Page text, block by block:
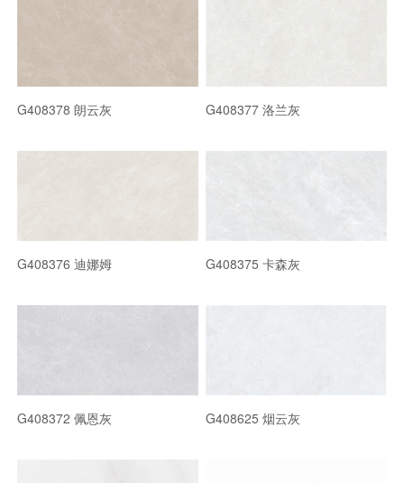
G408378 朗云灰 G408377 洛兰灰
G408376 迪娜姆 G408375 卡森灰
G408372 佩恩灰 G408625 烟云灰